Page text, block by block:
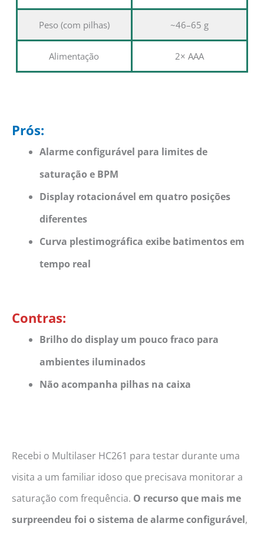
Peso (com pilhas) ~46–65 g
Alimentação 2× AAA
Prós:
Alarme configurável para limites de
saturação e BPM
Display rotacionável em quatro posições
diferentes
Curva plestimográfica exibe batimentos em
tempo real
Contras:
Brilho do display um pouco fraco para
ambientes iluminados
Não acompanha pilhas na caixa
Recebi o Multilaser HC261 para testar durante uma
visita a um familiar idoso que precisava monitorar a
saturação com frequência. O recurso que mais me
surpreendeu foi o sistema de alarme configurável,